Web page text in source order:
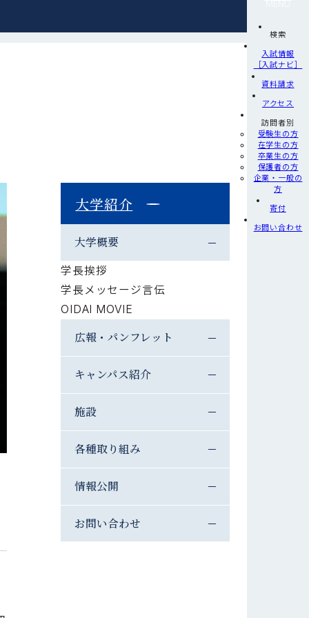
検索
入試情報
［入試ナビ］
資料請求
アクセス
訪問者別
受験生の方
在学生の方
卒業生の方
保護者の方
企業・一般の
方
寄付
お問い合わせ
大学紹介
大学概要
学長挨拶
学長メッセージ言伝
OIDAI MOVIE
広報・パンフレット
キャンパス紹介
施設
各種取り組み
情報公開
お問い合わせ